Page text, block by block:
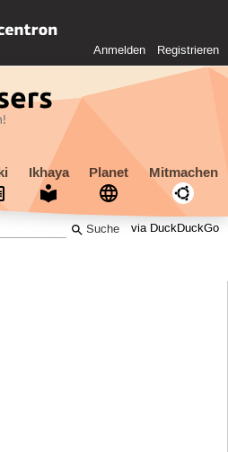
Anmelden Registrieren
Ikhaya Planet Mitmachen
via DuckDuckGo